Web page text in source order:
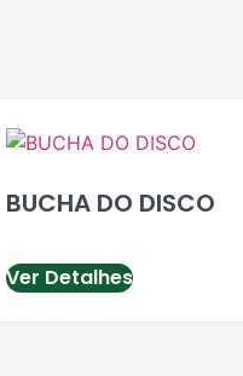
BUCHA DO DISCO
Ver Detalhes